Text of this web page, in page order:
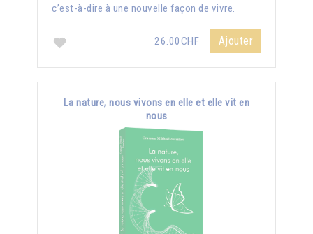
c’est-à-dire à une nouvelle façon de vivre.
26.00CHF Ajouter
La nature, nous vivons en elle et elle vit en
nous